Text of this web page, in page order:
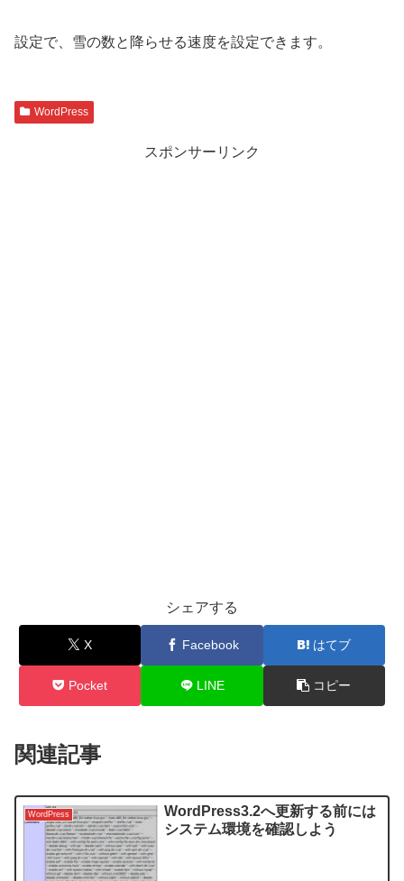
設定で、雪の数と降らせる速度を設定できます。
WordPress
スポンサーリンク
シェアする
X Facebook はてブ
Pocket LINE コピー
関連記事
WordPress
WordPress3.2へ更新する前には
システム環境を確認しよう